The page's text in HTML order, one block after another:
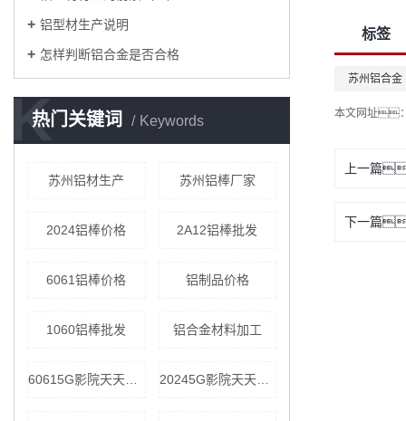
铝型材生产说明
怎样判断铝合金是否合格
热门关键词 Keywords
K
苏州铝材生产 苏州铝棒厂家
2024铝棒价格 2A12铝棒批发
6061铝棒价格 铝制品价格
1060铝棒批发 铝合金材料加工
标签
苏州铝合金
本文网址
上一篇
下一篇